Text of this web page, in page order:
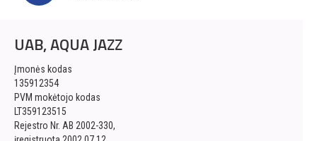
UAB, AQUA JAZZ
Įmonės kodas
135912354
PVM mokėtojo kodas
LT359123515
Rejestro Nr. AB 2002-330,